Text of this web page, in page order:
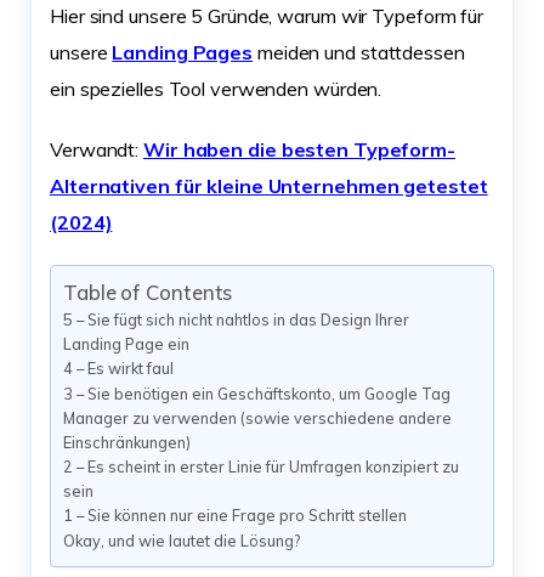
Hier sind unsere 5 Gründe, warum wir Typeform für
unsere Landing Pages meiden und stattdessen
ein spezielles Tool verwenden würden.
Verwandt: Wir haben die besten Typeform-
Alternativen für kleine Unternehmen getestet
(2024)
Table of Contents
5 – Sie fügt sich nicht nahtlos in das Design Ihrer
Landing Page ein
4 – Es wirkt faul
3 – Sie benötigen ein Geschäftskonto, um Google Tag
Manager zu verwenden (sowie verschiedene andere
Einschränkungen)
2 – Es scheint in erster Linie für Umfragen konzipiert zu
sein
1 – Sie können nur eine Frage pro Schritt stellen
Okay, und wie lautet die Lösung?